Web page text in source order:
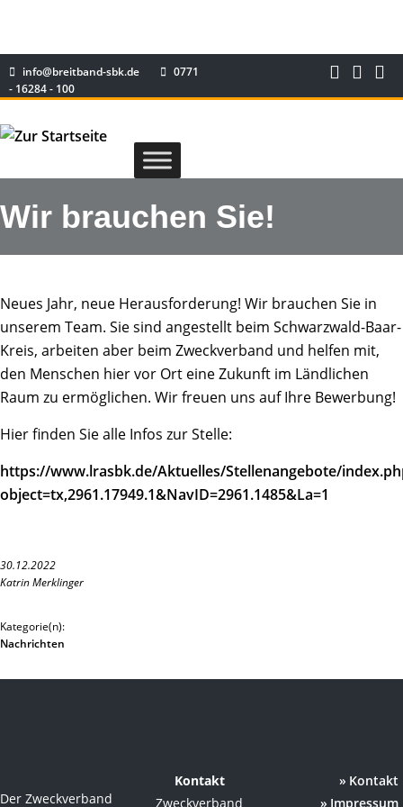
info@breitband-sbk.de
0771
- 16284 - 100
Wir brauchen Sie!
Neues Jahr, neue Herausforderung! Wir brauchen Sie in
unserem Team. Sie sind angestellt beim Schwarzwald-Baar-
Kreis, arbeiten aber beim Zweckverband und helfen mit,
den Menschen hier vor Ort eine Zukunft im Ländlichen
Raum zu ermöglichen. Wir freuen uns auf Ihre Bewerbung!
Hier finden Sie alle Infos zur Stelle:
https://www.lrasbk.de/Aktuelles/Stellenangebote/
object=tx,2961.17949.1&NavID=2961.1485&La=1
30.12.2022
Katrin Merklinger
Kategorie(n):
Nachrichten
Der Zweckverband
Kontakt
Zweckverband
Kontakt
Impressum